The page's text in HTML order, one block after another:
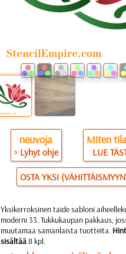
neuvoja
> Lyhyt ohje
Miten
LUE
OSTA YKSI
Yksikerroksinen taide sabloni
moderni 33. Tukkukaupan pakkaus,
muutamaa samanlaista tuotteita.
sisältää8 kpl.